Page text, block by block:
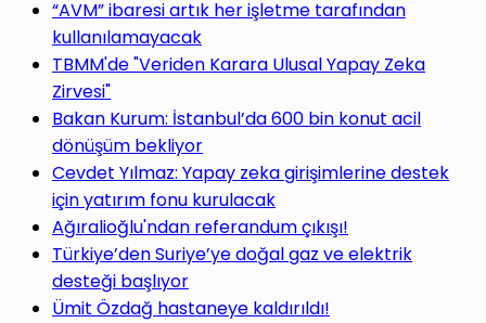
“AVM” ibaresi artık her işletme tarafından
kullanılamayacak
TBMM'de "Veriden Karara Ulusal Yapay Zeka
Zirvesi"
Bakan Kurum: İstanbul’da 600 bin konut acil
dönüşüm bekliyor
Cevdet Yılmaz: Yapay zeka girişimlerine destek
için yatırım fonu kurulacak
Ağıralioğlu'ndan referandum çıkışı!
Türkiye’den Suriye’ye doğal gaz ve elektrik
desteği başlıyor
Ümit Özdağ hastaneye kaldırıldı!